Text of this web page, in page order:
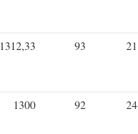
1312,33 93 21
1300 92 24